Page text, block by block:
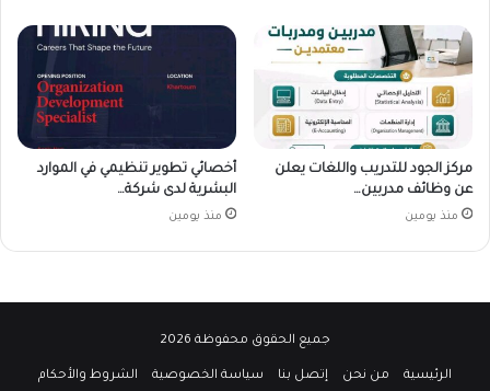
مركز الجود للتدريب واللغات يعلن
عن وظائف مدربين…
منذ يومين
أخصائي تطوير تنظيمي في الموارد
البشرية لدى شركة…
منذ يومين
جميع الحقوق محفوظة 2026
الرئيسية من نحن إتصل بنا سياسة الخصوصية الشروط والأحكام